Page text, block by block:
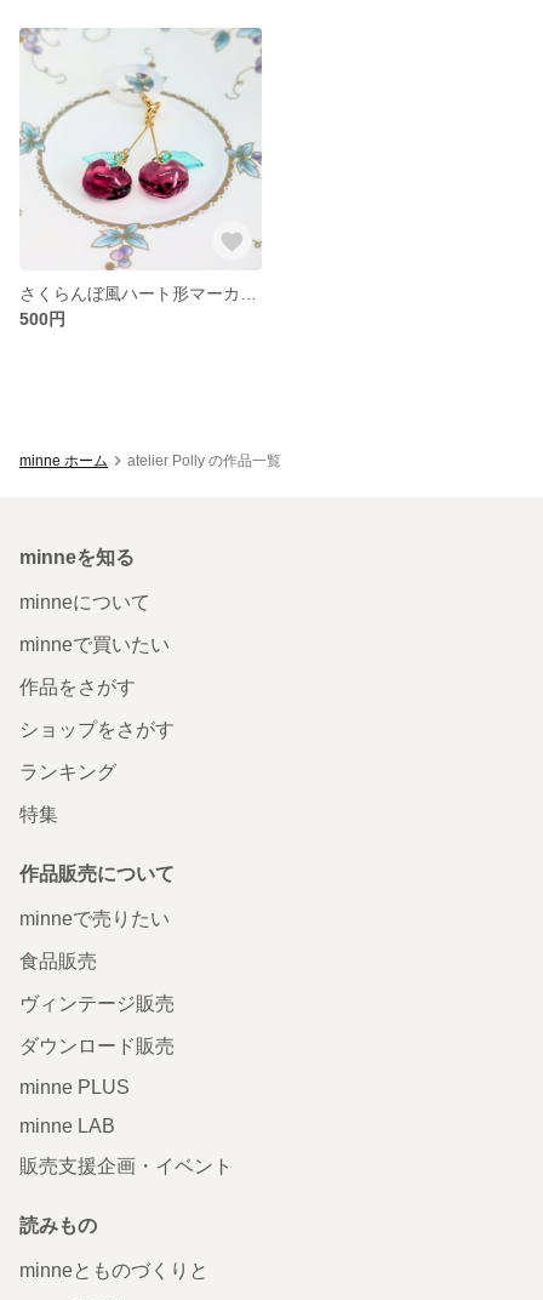
500円
minne ホーム atelier Polly の作品一覧
minneを知る
minneについて
minneで買いたい
作品をさがす
ショップをさがす
ランキング
特集
作品販売について
minneで売りたい
食品販売
ヴィンテージ販売
ダウンロード販売
minne PLUS
minne LAB
販売支援企画・イベント
読みもの
minneとものづくりと